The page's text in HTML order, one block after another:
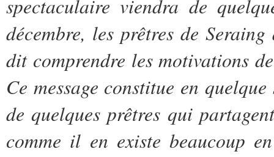
spectaculaire viendra de
décembre, les prêtres de
dit comprendre les motivations
Ce message constitue en
de quelques prêtres qui
comme il en existe beaucoup